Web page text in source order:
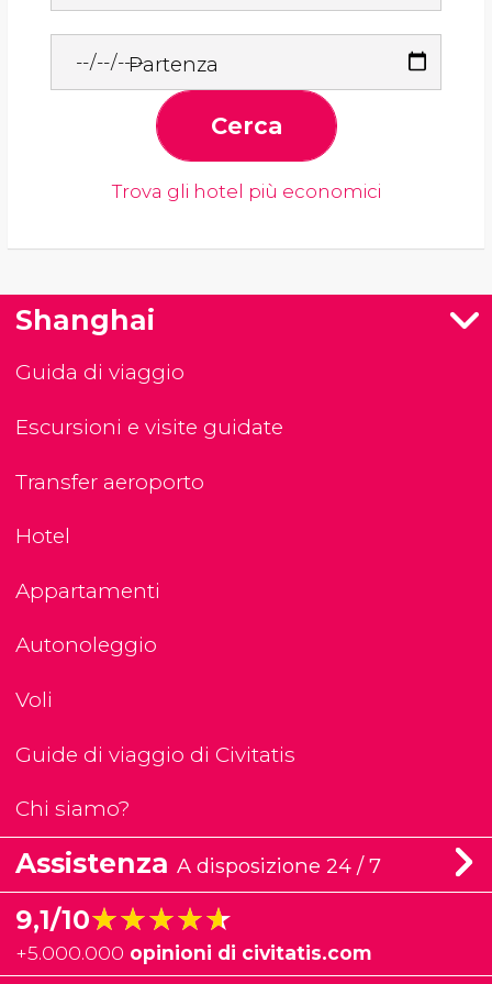
Partenza
Cerca
Trova gli hotel più economici
Shanghai
Guida di viaggio
Escursioni e visite guidate
Transfer aeroporto
Hotel
Appartamenti
Autonoleggio
Voli
Guide di viaggio di Civitatis
Chi siamo?
Assistenza A disposizione 24 / 7
9,1/10★★★★★
★★★★★
+5.000.000 opinioni di civitatis.com